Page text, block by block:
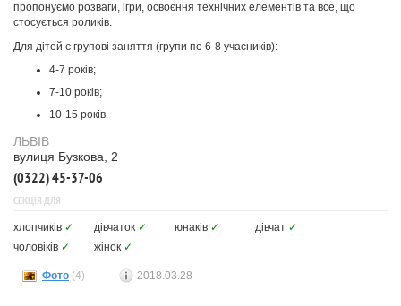
пропонуємо розваги, ігри, освоєння технічних елементів та все, що
стосується роликів.
Для дітей є групові заняття (групи по 6-8 учасників):
4-7 років;
7-10 років;
10-15 років.
ЛЬВІВ
вулиця Бузкова, 2
(0322) 45-37-06
СЕКЦІЯ ДЛЯ
хлопчиків ✓ дівчаток ✓ юнаків ✓ дівчат ✓
чоловіків ✓ жінок ✓
Фото (4) 2018.03.28